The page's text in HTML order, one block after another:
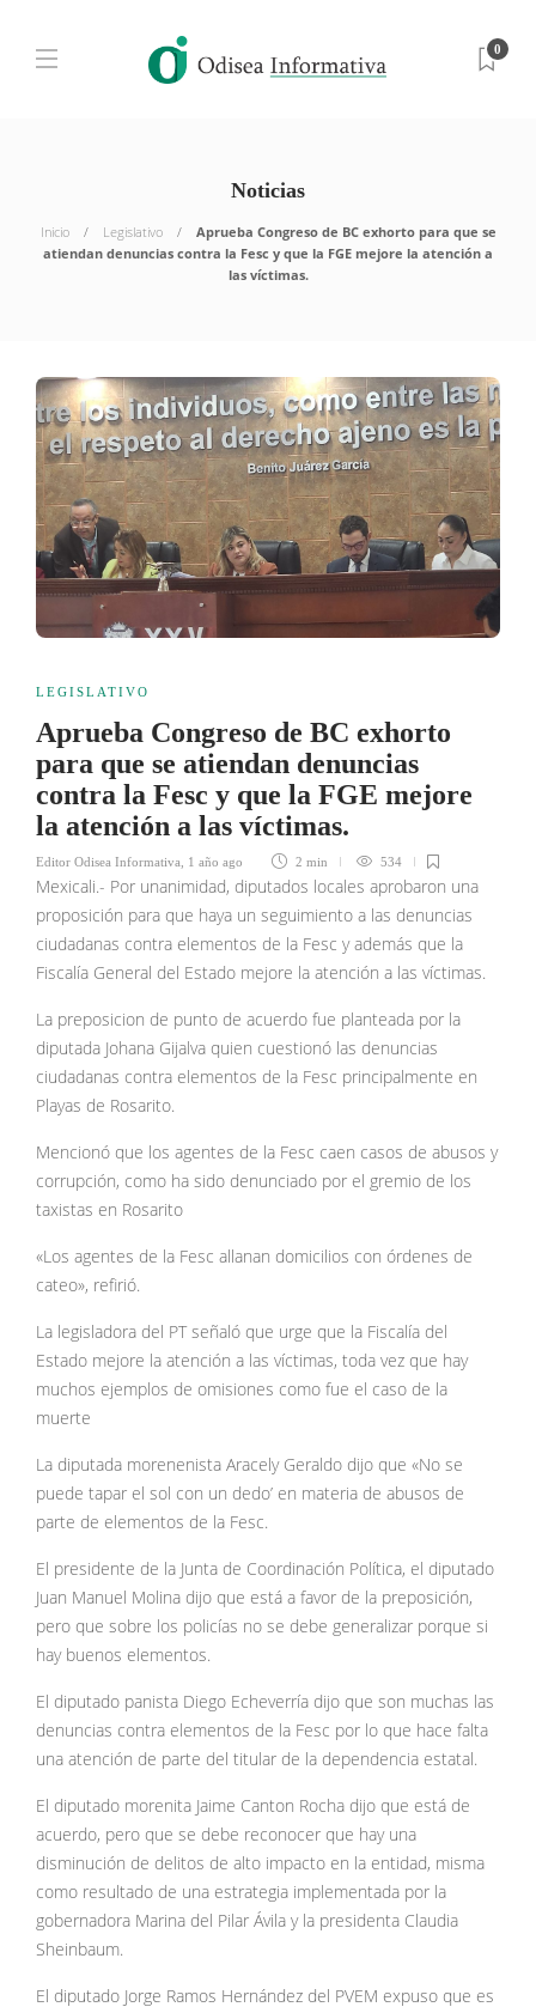
0
Noticias
Inicio Legislativo
Aprueba Congreso de BC exhorto para que se
atiendan denuncias contra la Fesc y que la FGE mejore la atención a
las víctimas.
LEGISLATIVO
Aprueba Congreso de BC exhorto
para que se atiendan denuncias
contra la Fesc y que la FGE mejore
la atención a las víctimas.
Editor Odisea Informativa 1 año ago 2 min 534
Mexicali.- Por unanimidad, diputados locales aprobaron una
proposición para que haya un seguimiento a las denuncias
ciudadanas contra elementos de la Fesc y además que la
Fiscalía General del Estado mejore la atención a las víctimas.
La preposicion de punto de acuerdo fue planteada por la
diputada Johana Gijalva quien cuestionó las denuncias
ciudadanas contra elementos de la Fesc principalmente en
Playas de Rosarito.
Mencionó que los agentes de la Fesc caen casos de abusos y
corrupción, como ha sido denunciado por el gremio de los
taxistas en Rosarito
«Los agentes de la Fesc allanan domicilios con órdenes de
cateo», refirió.
La legisladora del PT señaló que urge que la Fiscalía del
Estado mejore la atención a las víctimas, toda vez que hay
muchos ejemplos de omisiones como fue el caso de la
muerte
La diputada morenenista Aracely Geraldo dijo que «No se
puede tapar el sol con un dedo’ en materia de abusos de
parte de elementos de la Fesc.
El presidente de la Junta de Coordinación Política, el diputado
Juan Manuel Molina dijo que está a favor de la preposición,
pero que sobre los policías no se debe generalizar porque si
hay buenos elementos.
El diputado panista Diego Echeverría dijo que son muchas las
denuncias contra elementos de la Fesc por lo que hace falta
una atención de parte del titular de la dependencia estatal.
El diputado morenita Jaime Canton Rocha dijo que está de
acuerdo, pero que se debe reconocer que hay una
disminución de delitos de alto impacto en la entidad, misma
como resultado de una estrategia implementada por la
gobernadora Marina del Pilar Ávila y la presidenta Claudia
Sheinbaum.
El diputado Jorge Ramos Hernández del PVEM expuso que es